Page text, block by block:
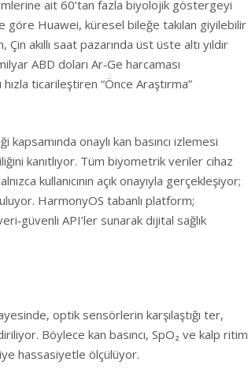
ait 60’tan fazla biyolojik göstergeyi
Huawei, küresel bileğe takılan giyilebilir
akıllı saat pazarında üst üste altı yıldır
ABD doları Ar‑Ge harcaması
ticarileştiren “Önce Araştırma”
onaylı kan basıncı izlemesi
kanıtlıyor. Tüm biyometrik veriler cihaz
kullanıcının açık onayıyla gerçekleşiyor;
HarmonyOS tabanlı platform;
API’ler sunarak dijital sağlık
optik sensörlerin karşılaştığı ter,
Böylece kan basıncı, SpO₂ ve kalp ritim
hassasiyetle ölçülüyor.